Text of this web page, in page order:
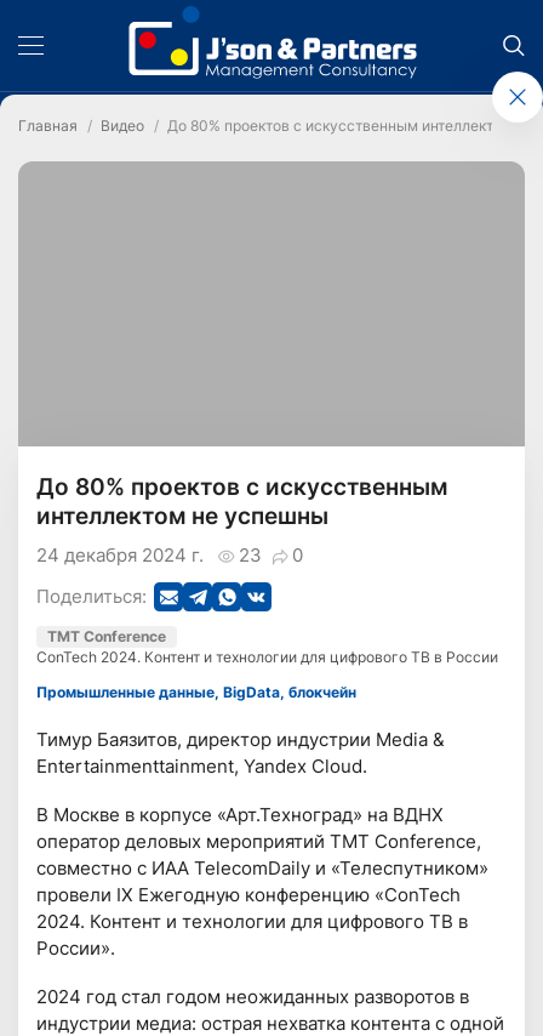
Главная Видео До 80% проектов с искусственным интеллектом не
До 80% проектов с искусственным
интеллектом не успешны
23 0
24 декабря 2024 г.
Поделиться:
TMT Conference
ConTech 2024. Контент и технологии для цифрового ТВ в России
Промышленные данные, BigData, блокчейн
Тимур Баязитов, директор индустрии Media &
Entertainmenttainment, Yandex Cloud.
В Москве в корпусе «Арт.Техноград» на ВДНХ
оператор деловых мероприятий TMT Conference,
совместно с ИАА TelecomDaily и «Телеспутником»
провели IX Ежегодную конференцию «ConTech
2024. Контент и технологии для цифрового ТВ в
России».
2024 год стал годом неожиданных разворотов в
индустрии медиа: острая нехватка контента с одной